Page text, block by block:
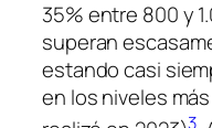
35% entre 800 y
superan
estando casi
en los niveles
3